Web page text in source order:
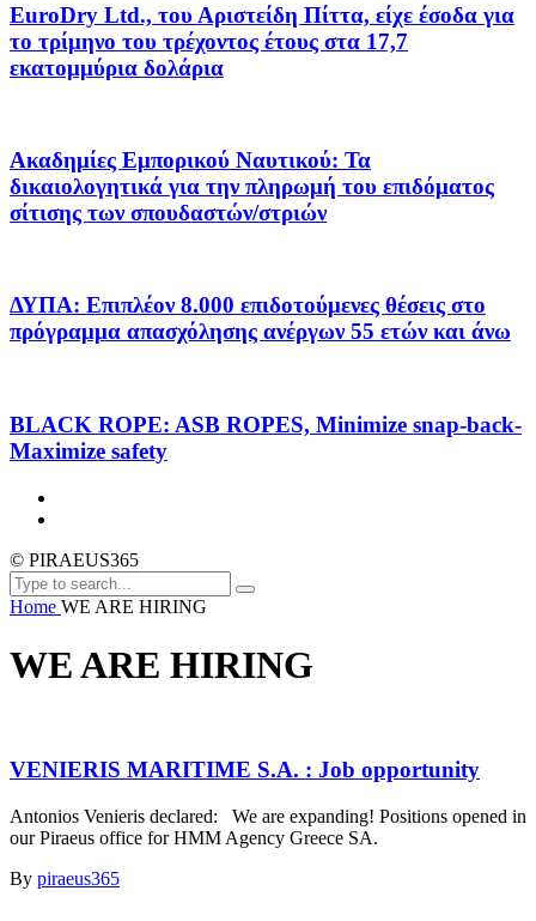
EuroDry Ltd., του Αριστείδη Πίττα, είχε έσοδα για
το τρίμηνο του τρέχοντος έτους στα 17,7
εκατομμύρια δολάρια
Ακαδημίες Εμπορικού Ναυτικού: Τα
δικαιολογητικά για την πληρωμή του επιδόματος
σίτισης των σπουδαστών/στριών
ΔΥΠΑ: Επιπλέον 8.000 επιδοτούμενες θέσεις στο
πρόγραμμα απασχόλησης ανέργων 55 ετών και άνω
BLACK ROPE: ASB ROPES, Minimize snap-back-
Maximize safety
© PIRAEUS365
Home WE ARE HIRING
WE ARE HIRING
VENIERIS MARITIME S.A. : Job opportunity
Antonios Venieris declared: We are expanding! Positions opened in
our Piraeus office for HMM Agency Greece SA.
By piraeus365